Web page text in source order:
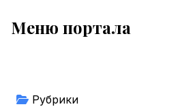
Меню портала
Рубрики